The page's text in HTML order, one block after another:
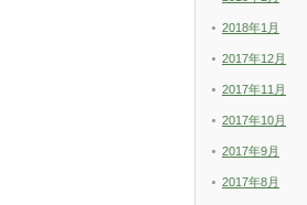
2018年1月
2017年12月
2017年11月
2017年10月
2017年9月
2017年8月